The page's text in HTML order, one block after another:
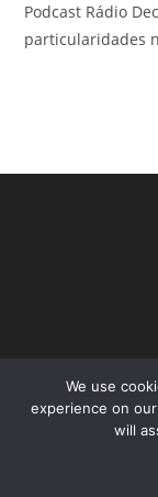
Podcast Rádio
particularidades
We use
experience on
will